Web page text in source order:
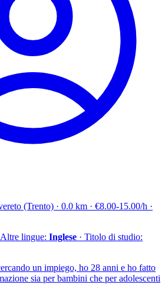
(Trento) · 0.0 km · €8.00-15.00/h ·
Altre lingue: Inglese · Titolo di studio:
un impiego, ho 28 anni e ho fatto
sia per bambini che per adolescenti